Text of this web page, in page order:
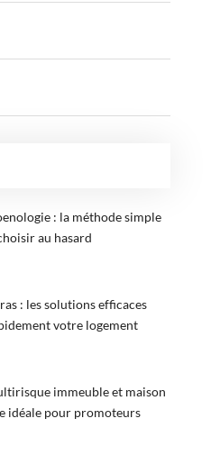
: la méthode simple
au hasard
: les solutions efficaces
votre logement
immeuble et maison
idéale pour promoteurs